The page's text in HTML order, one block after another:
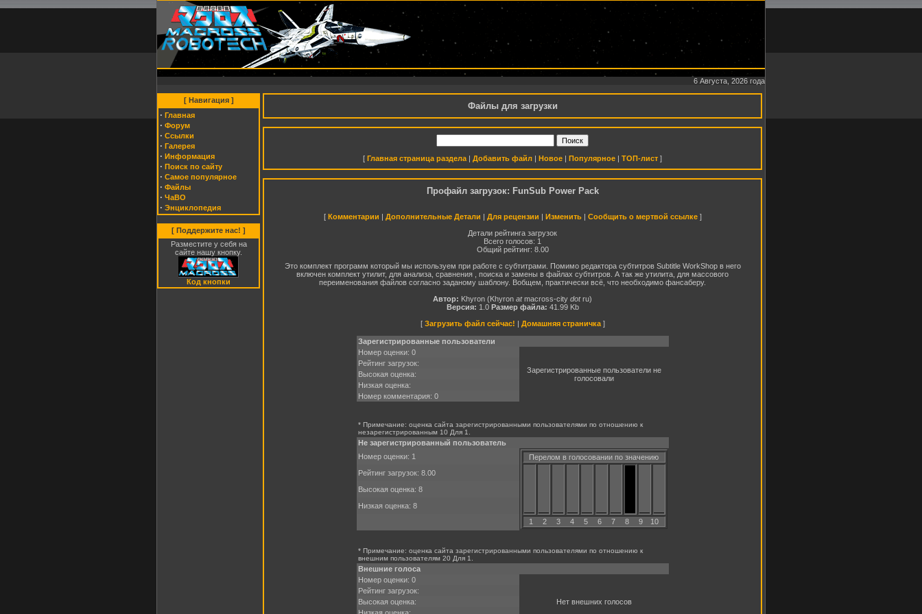
6 Августа, 2026 года
[ Навигация ]
· Главная
· Форум
· Cсылки
· Галерея
· Информация
· Поиск по сайту
· Самое популярное
· Файлы
· ЧаВО
· Энциклопедия
[ Поддержите нас! ]
Разместите у себя на
сайте нашу кнопку.
Код кнопки
Файлы для загрузки
[ Главная страница раздела | Добавить файл | Новое | Популярное | ТОП-лист ]
Профайл загрузок: FunSub Power Pack
[ Комментарии | Дополнительные Детали | Для рецензии | Изменить| Сообщить о мертвой ссылке]
Детали рейтинга загрузок
Всего голосов: 1
Общий рейтинг: 8.00
Это комплект программ который мы используем при работе с субтитрами. Помимо редактора субтитров Subtitle WorkShop в него
включен комплект утилит, для анализа, сравнения , поиска и замены в файлах субтитров. А так же утилита, для массового
переименования файлов согласно заданому шаблону. Вобщем, практически всё, что необходимо фансаберу.
Автор: Khyron (Khyron atmacross-city dotru)
Версия: 1.0 Размер файла: 41.99 Kb
[ Загрузить файл сейчас! | Домашняя страничка]
Зарегистрированные пользователи
Номер оценки: 0
Зарегистрированные пользователи не
голосовали
Рейтинг загрузок:
Высокая оценка:
Низкая оценка:
Номер комментария: 0
* Примечание: оценка сайта зарегистрированными пользователями по отношению к
незарегистрированным 10 Для 1.
Не зарегистрированный пользователь
Номер оценки: 1
Перелом в голосовании по значению
1 2 3 4 5 6 7 8 9 10
Рейтинг загрузок: 8.00
Высокая оценка: 8
Низкая оценка: 8
* Примечание: оценка сайта зарегистрированными пользователями по отношению к
внешним пользователям 20 Для 1.
Внешние голоса
Номер оценки: 0
Нет внешних голосов
Рейтинг загрузок:
Высокая оценка: